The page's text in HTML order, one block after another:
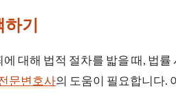
하기
대해 법적 절차를 밟을 때, 법
문변호사의 도움이 필요합니다.